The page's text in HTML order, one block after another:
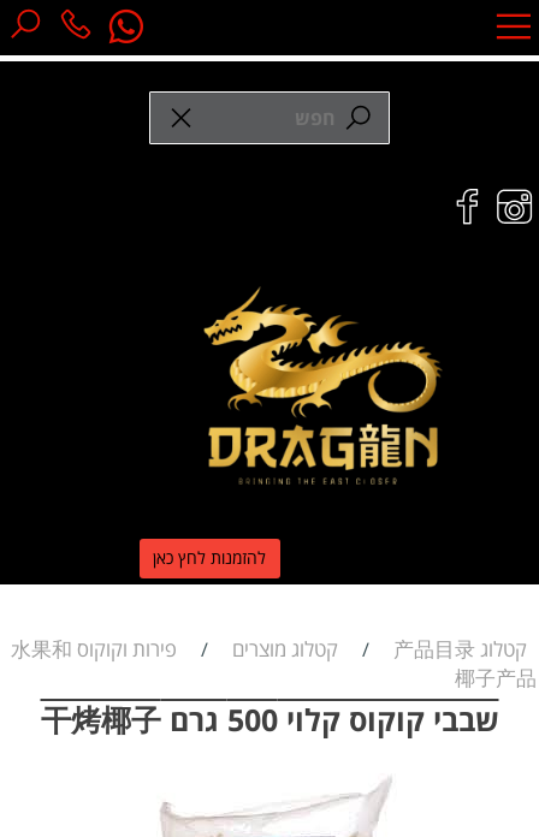
להזמנות לחץ כאן
קטלוג 产品目录 / קטלוג מוצרים /
פירות וקוקוס 水果和
椰子产品
שבבי קוקוס קלוי 500 גרם 干烤椰子